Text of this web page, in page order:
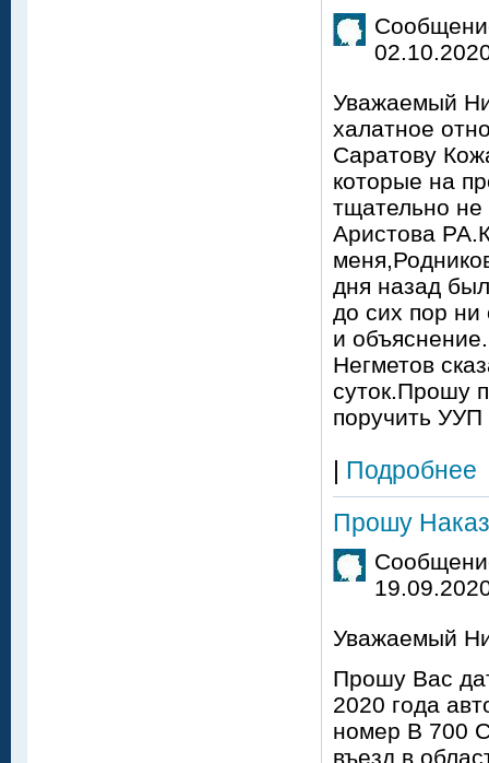
Уважаемый
халатное
Саратову
которые на
тщательно
Аристова
дня назад
до сих пор
и
Негметов
суток.Прошу
поручить
| Подробнее
Прошу
Уважаемый
Прошу Вас
2020 года
номер В 700
въезд в